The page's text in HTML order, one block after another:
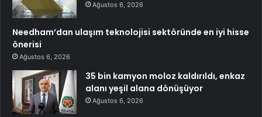
Ağustos 6, 2026
Needham’dan ulaşım teknolojisi sektöründe en iyi hisse
önerisi
Ağustos 6, 2026
35 bin kamyon moloz kaldırıldı, enkaz
alanı yeşil alana dönüşüyor
Ağustos 6, 2026